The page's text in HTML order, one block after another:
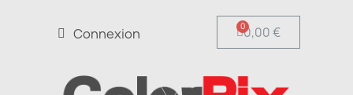
Connexion 0,00 €